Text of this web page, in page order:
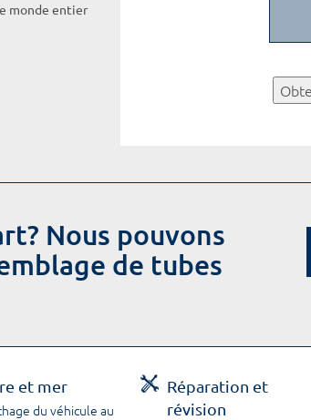
monde entier
Nous pouvons
de tubes
et mer
du véhicule au
Réparation et
révision